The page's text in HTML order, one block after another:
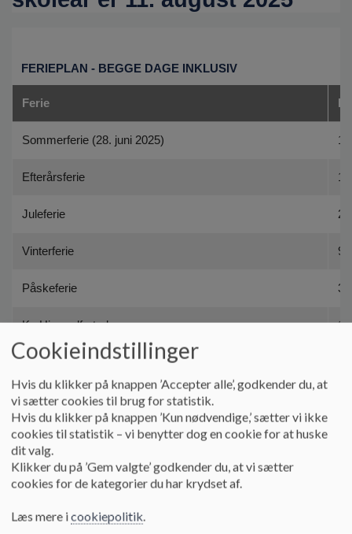
FERIEPLAN - BEGGE DAGE INKLUSIV
Ferie
Sommerferie (28. juni 2025) 1.
Efterårsferie
Juleferie
Vinterferie 9.
Påskeferie
Kr. Himmelfartsdag
Pinseferie
Grundlovsdag
Sommerferie
Første skoledag i det nye
skoleår er 10. august 2026
Cookieindstillinger
Hvis du klikker på knappen ’Accepter alle’, godkender du, at
vi sætter cookies til brug for statistik.
Hvis du klikker på knappen ’Kun nødvendige,’ sætter vi ikke
cookies til statistik – vi benytter dog en cookie for at huske
dit valg.
Klikker du på ’Gem valgte’ godkender du, at vi sætter
cookies for de kategorier du har krydset af.
Læs mere icookiepolitik.